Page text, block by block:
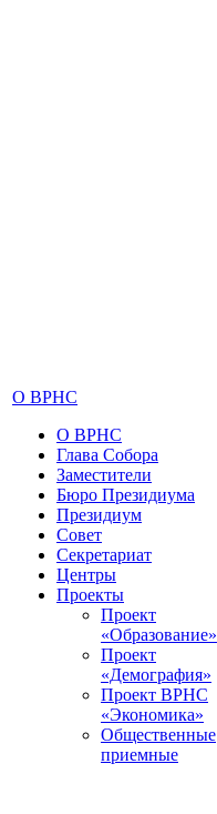
О ВРНС
О ВРНС
Глава Собора
Заместители
Бюро Президиума
Президиум
Совет
Секретариат
Центры
Проекты
Проект
«Образование»
Проект
«Демография»
Проект ВРНС
«Экономика»
Общественные
приемные